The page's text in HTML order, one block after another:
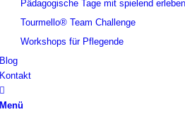
Pädagogische Tage mit spielend erleben
Tourmello® Team Challenge
Workshops für Pflegende
Blog
Kontakt
Menü